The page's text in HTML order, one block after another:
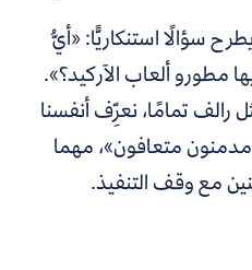
سؤالًا استنكاريًّا: «أيُّ
مطورو ألعاب الآركيد؟».
تمامًا، نعرِّف أنفسنا
متعافون»، مهما
مع وقف التنفيذ.